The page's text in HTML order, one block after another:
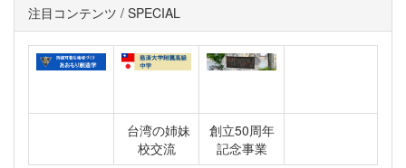
注目コンテンツ / SPECIAL
台湾の姉妹
校交流
創立50周年
記念事業